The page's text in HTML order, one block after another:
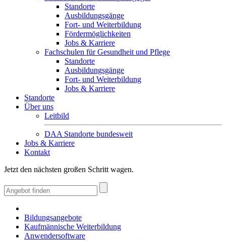
Standorte
Ausbildungsgänge
Fort- und Weiterbildung
Fördermöglichkeiten
Jobs & Karriere
Fachschulen für Gesundheit und Pflege
Standorte
Ausbildungsgänge
Fort- und Weiterbildung
Jobs & Karriere
Standorte
Über uns
Leitbild
DAA Standorte bundesweit
Jobs & Karriere
Kontakt
Jetzt den nächsten großen Schritt wagen.
Bildungsangebote
Kaufmännische Weiterbildung
Anwendersoftware